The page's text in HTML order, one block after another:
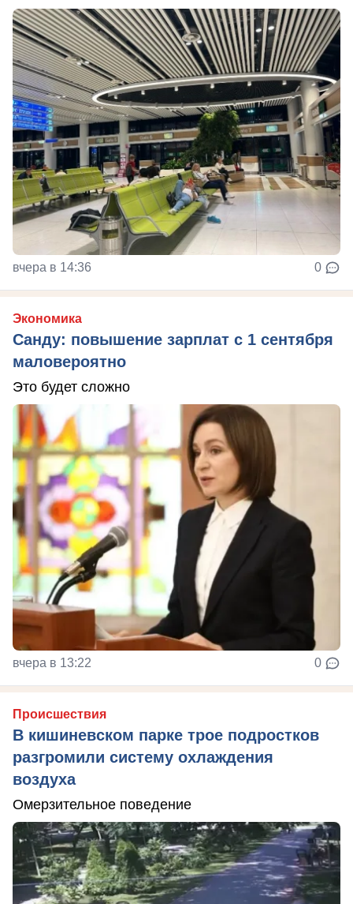
вчера в 14:36 0
Экономика
Санду: повышение зарплат с 1 сентября
маловероятно
Это будет сложно
вчера в 13:22 0
Происшествия
В кишиневском парке трое подростков
разгромили систему охлаждения
воздуха
Омерзительное поведение